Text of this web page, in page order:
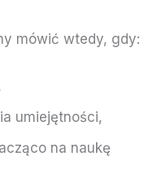
mówić wtedy, gdy:
umiejętności,
na naukę